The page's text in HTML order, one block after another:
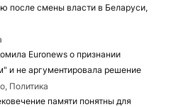
после смены власти в Беларуси,
Euronews о признании
и не аргументировала решение
Политика
памяти понятны для